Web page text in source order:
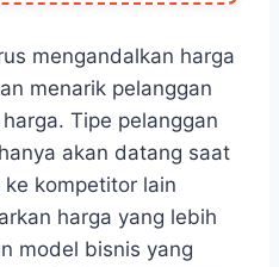
mengandalkan harga
menarik pelanggan
Tipe pelanggan
akan datang saat
kompetitor lain
harga yang lebih
model bisnis yang